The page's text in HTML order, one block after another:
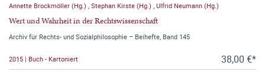
Annette Brockmöller (Hg.) Stephan Kirste (Hg.) Ulfrid Neumann (Hg.)
Wert und Wahrheit in der Rechtswissenschaft
Archiv für Rechts- und Sozialphilosophie – Beihefte, Band 145
2015 | Buch - Kartoniert 38,00 €*